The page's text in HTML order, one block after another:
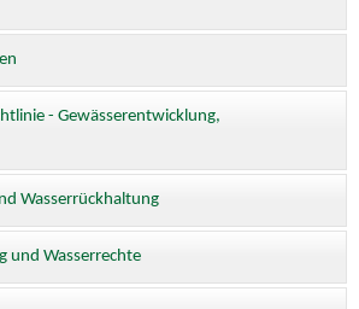
- Gewässerentwicklung,
Wasserrückhaltung
und Wasserrechte